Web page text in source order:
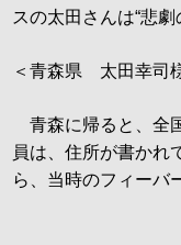
スの太田さんは“悲劇
＜青森県 太田幸司
青森に帰ると、全
員は、住所が書かれ
ら、当時のフィーバ